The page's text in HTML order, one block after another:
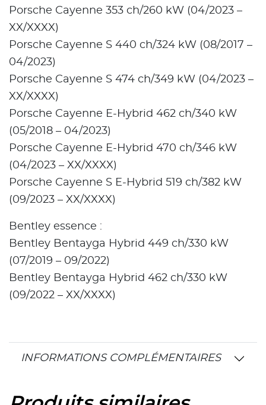
Porsche Cayenne 353 ch/260 kW (04/2023 –
XX/XXXX)
Porsche Cayenne S 440 ch/324 kW (08/2017 –
04/2023)
Porsche Cayenne S 474 ch/349 kW (04/2023 –
XX/XXXX)
Porsche Cayenne E-Hybrid 462 ch/340 kW
(05/2018 – 04/2023)
Porsche Cayenne E-Hybrid 470 ch/346 kW
(04/2023 – XX/XXXX)
Porsche Cayenne S E-Hybrid 519 ch/382 kW
(09/2023 – XX/XXXX)
Bentley essence :
Bentley Bentayga Hybrid 449 ch/330 kW
(07/2019 – 09/2022)
Bentley Bentayga Hybrid 462 ch/330 kW
(09/2022 – XX/XXXX)
INFORMATIONS COMPLÉMENTAIRES